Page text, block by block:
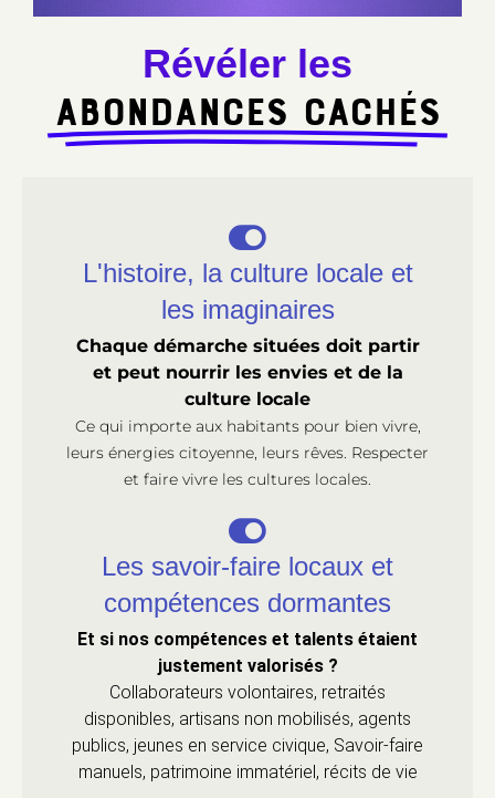
Révéler les
abondances cachés
L'histoire, la culture locale et
les imaginaires
Chaque démarche situées doit partir
et peut nourrir les envies et de la
culture locale
Ce qui importe aux habitants pour bien vivre,
leurs énergies citoyenne, leurs rêves. Respecter
et faire vivre les cultures locales.
Les savoir-faire locaux et
compétences dormantes
Et si nos compétences et talents étaient
justement valorisés ?
Collaborateurs volontaires, retraités
disponibles, artisans non mobilisés, agents
publics, jeunes en service civique, Savoir-faire
manuels, patrimoine immatériel, récits de vie